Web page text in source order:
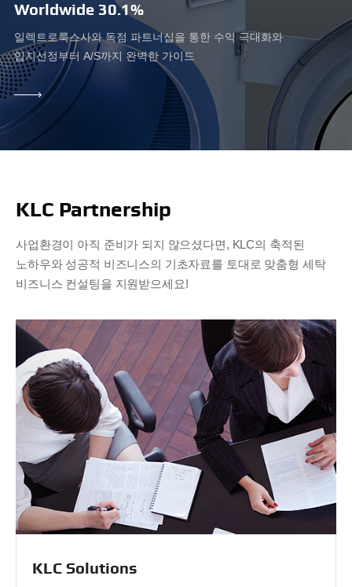
Worldwide 30.1%
일렉트로룩스사와 독점 파트너십을 통한 수익 극대화와
입지선정부터 A/S까지 완벽한 가이드
LEARN
MORE
KLC Partnership
사업환경이 아직 준비가 되지 않으셨다면, KLC의 축적된
노하우와 성공적 비즈니스의 기초자료를 토대로 맞춤형 세탁
비즈니스 컨설팅을 지원받으세요!
KLC Solutions